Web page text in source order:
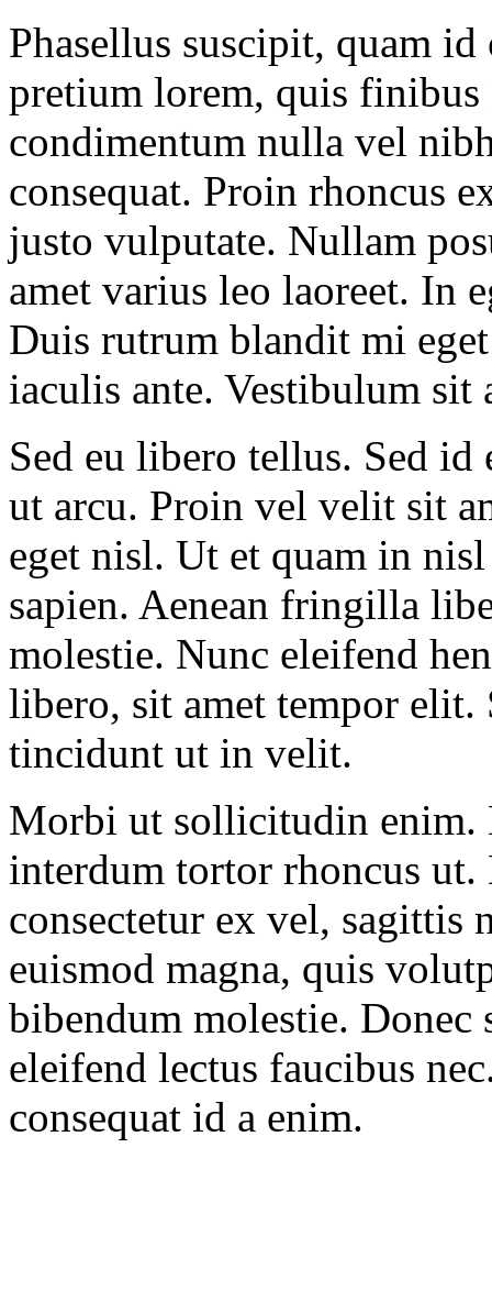
Phasellus suscipit, quam
pretium lorem, quis
condimentum nulla vel
consequat. Proin rhoncus
justo vulputate. Nullam
amet varius leo laoreet. In
Duis rutrum blandit mi
iaculis ante. Vestibulum sit
Sed eu libero tellus. Sed
ut arcu. Proin vel velit sit
eget nisl. Ut et quam in
sapien. Aenean fringilla
molestie. Nunc eleifend
libero, sit amet tempor
tincidunt ut in velit.
Morbi ut sollicitudin enim.
interdum tortor rhoncus
consectetur ex vel, sagittis
euismod magna, quis
bibendum molestie. Donec
eleifend lectus faucibus
consequat id a enim.